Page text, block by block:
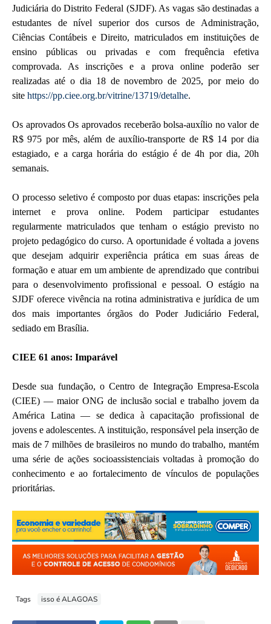
Judiciária do Distrito Federal (SJDF). As vagas são destinadas a
estudantes de nível superior dos cursos de Administração,
Ciências Contábeis e Direito, matriculados em instituições de
ensino públicas ou privadas e com frequência efetiva
comprovada. As inscrições e a prova online poderão ser
realizadas até o dia 18 de novembro de 2025, por meio do
site https://pp.ciee.org.br/vitrine/13719/detalhe.
Os aprovados Os aprovados receberão bolsa-auxílio no valor de
R$ 975 por mês, além de auxílio-transporte de R$ 14 por dia
estagiado, e a carga horária do estágio é de 4h por dia, 20h
semanais.
O processo seletivo é composto por duas etapas: inscrições pela
internet e prova online. Podem participar estudantes
regularmente matriculados que tenham o estágio previsto no
projeto pedagógico do curso. A oportunidade é voltada a jovens
que desejam adquirir experiência prática em suas áreas de
formação e atuar em um ambiente de aprendizado que contribui
para o desenvolvimento profissional e pessoal. O estágio na
SJDF oferece vivência na rotina administrativa e jurídica de um
dos mais importantes órgãos do Poder Judiciário Federal,
sediado em Brasília.
CIEE 61 anos: Imparável
Desde sua fundação, o Centro de Integração Empresa-Escola
(CIEE) — maior ONG de inclusão social e trabalho jovem da
América Latina — se dedica à capacitação profissional de
jovens e adolescentes. A instituição, responsável pela inserção de
mais de 7 milhões de brasileiros no mundo do trabalho, mantém
uma série de ações socioassistenciais voltadas à promoção do
conhecimento e ao fortalecimento de vínculos de populações
prioritárias.
Tags isso é ALAGOAS